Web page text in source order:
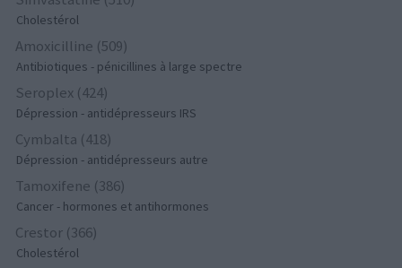
Cholestérol
Amoxicilline (509)
Antibiotiques - pénicillines à large spectre
Seroplex (424)
Dépression - antidépresseurs IRS
Cymbalta (418)
Dépression - antidépresseurs autre
Tamoxifene (386)
Cancer - hormones et antihormones
Crestor (366)
Cholestérol